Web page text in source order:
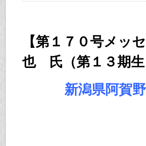
【第１７０号メ
也 氏（第１３期生
新潟県阿賀